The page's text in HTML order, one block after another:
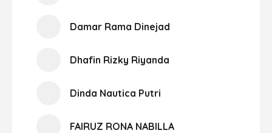
Damar Rama Dinejad
Dhafin Rizky Riyanda
Dinda Nautica Putri
FAIRUZ RONA NABILLA